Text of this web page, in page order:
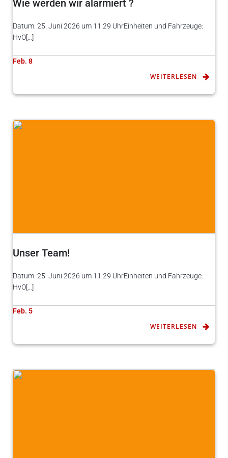
Wie werden wir alarmiert ?
Datum: 25. Juni 2026 um 11:29 UhrEinheiten und Fahrzeuge:
HvO[…]
Feb. 8
WEITERLESEN
Unser Team!
Datum: 25. Juni 2026 um 11:29 UhrEinheiten und Fahrzeuge:
HvO[…]
Feb. 5
WEITERLESEN